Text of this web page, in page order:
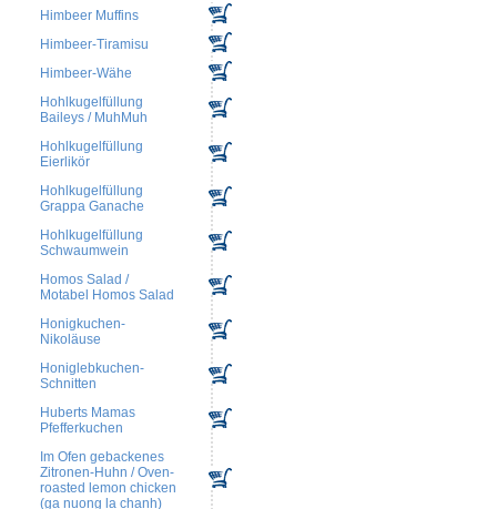
Himbeer Muffins
Himbeer-Tiramisu
Himbeer-Wähe
Hohlkugelfüllung
Baileys / MuhMuh
Hohlkugelfüllung
Eierlikör
Hohlkugelfüllung
Grappa Ganache
Hohlkugelfüllung
Schwaumwein
Homos Salad /
Motabel Homos Salad
Honigkuchen-
Nikoläuse
Honiglebkuchen-
Schnitten
Huberts Mamas
Pfefferkuchen
Im Ofen gebackenes
Zitronen-Huhn / Oven-
roasted lemon chicken
(ga nuong la chanh)